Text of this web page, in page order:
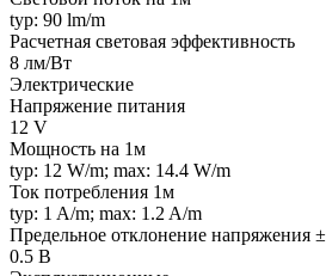
typ: 90 lm/m
Расчетная световая эффективность
8 лм/Вт
Электрические
Напряжение питания
12 V
Мощность на 1м
typ: 12 W/m; max: 14.4 W/m
Ток потребления 1м
typ: 1 A/m; max: 1.2 A/m
Предельное отклонение напряжения ±
0.5 В